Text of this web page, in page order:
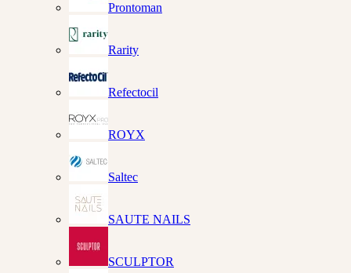
Prontoman
Rarity
Refectocil
ROYX
Saltec
SAUTE NAILS
SCULPTOR